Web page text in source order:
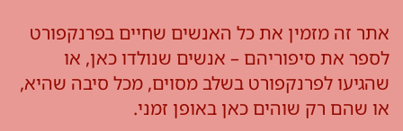
אתר זה מזמין את כל האנשים שחיים בפרנקפורט
לספר את סיפוריהם – אנשים שנולדו כאן, או
שהגיעו לפרנקפורט בשלב מסוים, מכל סיבה שהיא,
או שהם רק שוהים כאן באופן זמני.